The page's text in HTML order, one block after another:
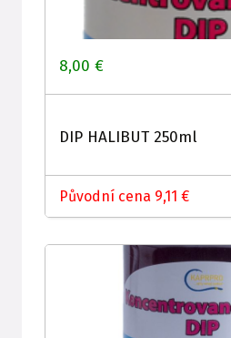
8,00 €
DIP HALIBUT 250ml
Původní cena 9,11 €